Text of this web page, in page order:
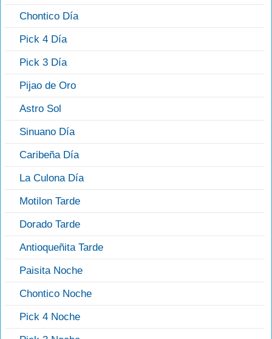
Chontico Día
Pick 4 Día
Pick 3 Día
Pijao de Oro
Astro Sol
Sinuano Día
Caribeña Día
La Culona Día
Motilon Tarde
Dorado Tarde
Antioqueñita Tarde
Paisita Noche
Chontico Noche
Pick 4 Noche